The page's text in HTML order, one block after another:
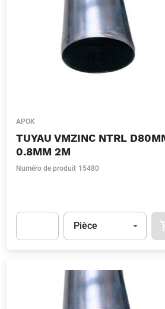
APOK
TUYAU VMZINC NTRL
0.8MM 2M
Numéro de produit 15480
Unité
Pièce